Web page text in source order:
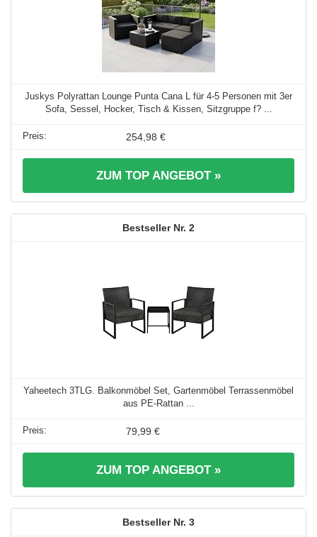
Juskys Polyrattan Lounge Punta Cana L für 4-5 Personen mit 3er
Sofa, Sessel, Hocker, Tisch & Kissen, Sitzgruppe f? ...
254,98 €
ZUM TOP ANGEBOT »
2
Yaheetech 3TLG. Balkonmöbel Set, Gartenmöbel Terrassenmöbel
aus PE-Rattan ...
79,99 €
ZUM TOP ANGEBOT »
3